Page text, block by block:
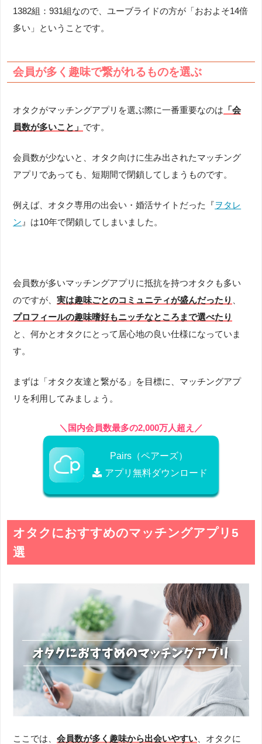
1382組：931組なので、ユーブライドの方が「おおよそ14倍
多い」ということです。
会員が多く趣味で繋がれるものを選ぶ
オタクがマッチングアプリを選ぶ際に一番重要なのは 「会
員数が多いこと」 です。
会員数が少ないと、オタク向けに生み出されたマッチング
アプリであっても、短期間で閉鎖してしまうものです。
例えば、オタク専用の出会い・婚活サイトだった『ヲタレ
ン 』は10年で閉鎖してしまいました。
会員数が多いマッチングアプリに抵抗を持つオタクも多い
のですが、実は趣味ごとのコミュニティが盛んだったり
プロフィールの趣味嗜好もニッチなところまで選べたり
と、何かとオタクにとって居心地の良い仕様になっていま
す。
まずは「オタク友達と繋がる」を目標に、マッチングアプ
リを利用してみましょう。
＼国内会員数最多の2,000万人超え／
Pairs（ペアーズ）
アプリ無料ダウンロード
オタクにおすすめのマッチングアプリ5
選
ここでは、会員数が多く趣味から出会いやすい 、オタクに